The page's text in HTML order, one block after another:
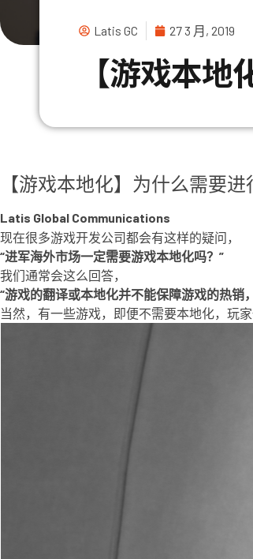
Latis GC 27 3 月, 2019
【游戏本
【游戏本地化】为什么需要
Latis Global Communications
现在很多游戏开发公司都会有这样的疑问，
“进军海外市场一定需要游戏本地化吗？”
我们通常会这么回答，
“游戏的翻译或本地化并不能保障游戏的热
当然，有一些游戏，即便不需要本地化，玩